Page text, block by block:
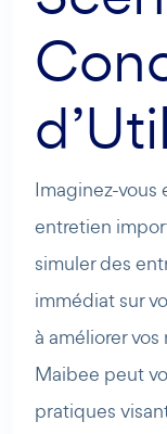
Imaginez-vous
entretien
simuler des
immédiat sur
à améliorer
Maibee peut
pratiques